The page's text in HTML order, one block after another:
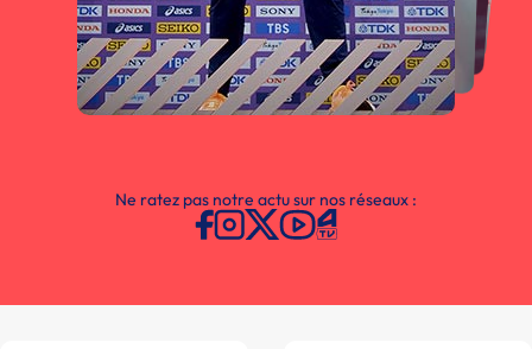
Ne ratez pas notre actu sur nos réseaux :